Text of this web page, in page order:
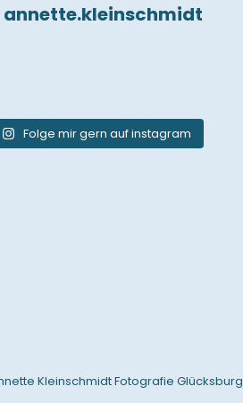
annette.kleinschmidt
Folge mir gern auf instagram
Kleinschmidt Fotografie Glücksburg